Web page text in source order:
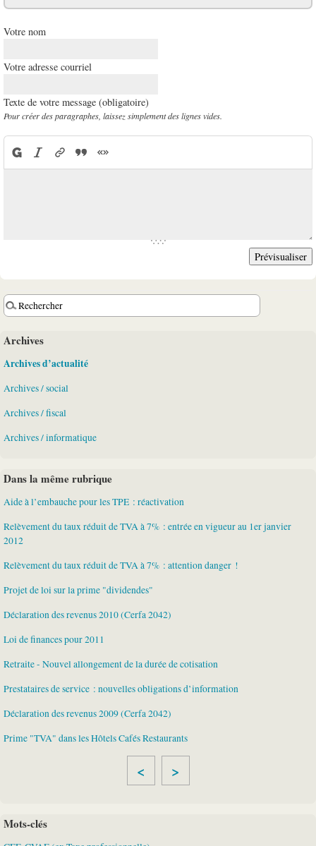
Votre nom
Votre adresse courriel
Texte de votre message (obligatoire)
Pour créer des paragraphes, laissez simplement des lignes vides.
Archives
Archives d’actualité
Archives / social
Archives / fiscal
Archives / informatique
Dans la même rubrique
Aide à l’embauche pour les TPE : réactivation
Relèvement du taux réduit de TVA à 7% : entrée en vigueur au 1er janvier
2012
Relèvement du taux réduit de TVA à 7% : attention danger !
Projet de loi sur la prime "dividendes"
Déclaration des revenus 2010 (Cerfa 2042)
Loi de finances pour 2011
Retraite - Nouvel allongement de la durée de cotisation
Prestataires de service : nouvelles obligations d’information
Déclaration des revenus 2009 (Cerfa 2042)
Prime "TVA" dans les Hôtels Cafés Restaurants
< >
Mots-clés